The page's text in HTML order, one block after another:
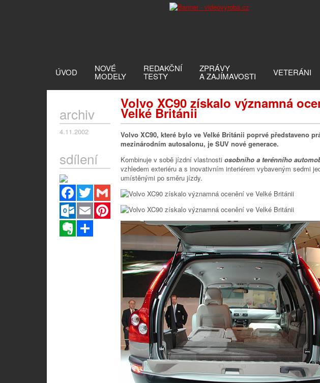
ÚVOD NOVÉ
MODELY
REDAKČNÍ
TESTY
ZPRÁVY
A ZAJÍMAVOSTI VETERÁNI
Volvo XC90 získalo významná
Velké Británii
archiv
4.11.2002
sdílení
Facebook
Twitter
Gmail
Outlook.com
Email
Pinterest
Evernote
Volvo XC90, které bylo ve Velké Británii poprvé představeno
mezinárodním autosalonu, je SUV nové generace.
Kombinuje v sobě jízdní vlastnosti osobního a terénního
vzhledem exteriéru a s inovativním interiérem vybaveným sedmi
umístěnými po směru jízdy.